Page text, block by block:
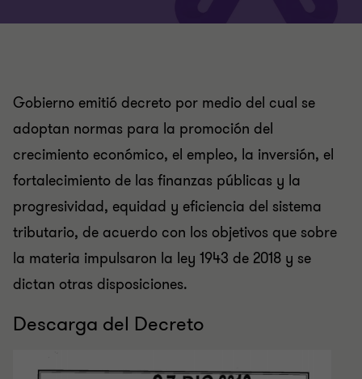
Gobierno emitió decreto por medio del cual se
adoptan normas para la promoción del
crecimiento económico, el empleo, la inversión, el
fortalecimiento de las finanzas públicas y la
progresividad, equidad y eficiencia del sistema
tributario, de acuerdo con los objetivos que sobre
la materia impulsaron la ley 1943 de 2018 y se
dictan otras disposiciones.
Descarga del Decreto